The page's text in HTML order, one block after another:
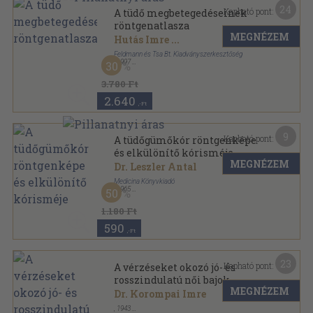
A tüdő megbetegedéseinek
röntgenatlasza
Hutás Imre ...
Feldmann és Tsa Bt. Kiadványszerkesztőség
, 1997
Fűzött kemény papírkötés
Orvosi Kiadványok sorozat
3.780 Ft
30
2.640 ,-Ft
Kapható pont:
MEGNÉZEM
A tüdőgümőkór röntgenképe
és elkülönítő kórisméje
Dr. Leszler Antal
Medicina Könyvkiadó
, 1965
Vászon
1.180 Ft
50
590 ,-Ft
Kapható pont:
MEGNÉZEM
A vérzéseket okozó jó- és
rosszindulatú női bajok
sugaras kezelése, különös
tekintettel a legújabb
Dr. Korompai Imre
1943
Kapható pont:
MEGNÉZEM